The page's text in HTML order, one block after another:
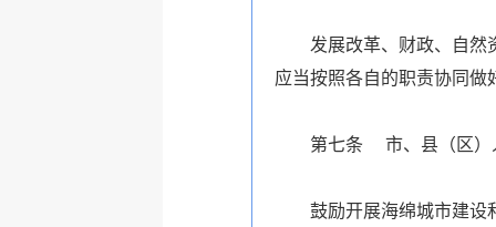
发展改革、财政、自然
应当按照各自的职责协同做
第七条 市、县（区）
鼓励开展海绵城市建设